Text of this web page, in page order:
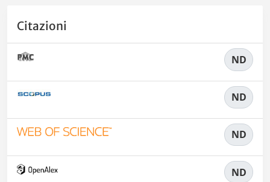
Citazioni
ND
ND
ND
ND